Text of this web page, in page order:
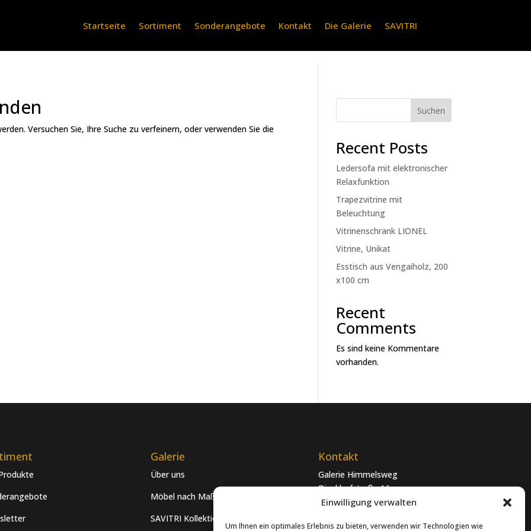
Einwilligung verwalten
Um Ihnen ein optimales Erlebnis zu bieten, verwenden wir Technologien wie
Startseite Sortiment Sonderangebote Kontakt Die Galerie SAVITRI
Versuchen Sie, Ihre Suche zu verfeinern, oder verwenden Sie die
Suchen
Recent Posts
Ledersofa mit elektronischer
Relaxfunktion
Trapezvitrine mit
Beleuchtung
Vitrinenschrank LIONEL
Vitrine, Unikat
Esstisch aus Vengaiholz, 200
x100 cm
Recent
Comments
Es sind keine Kommentare
vorhanden.
Galerie
Über uns
Möbel nach Maß
SAVITRI Kollektion
Kontakt
Galerie Himmelsweg
Dieckhofstraße 16
21255 Tostedt
04182 – 69 55